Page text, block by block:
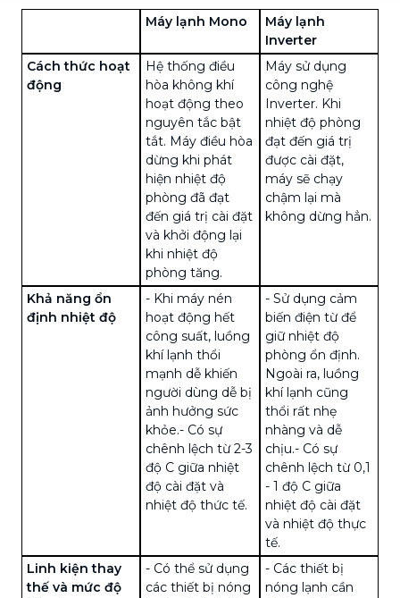
Máy lạnh Mono
Máy lạnh
Inverter
Cách thức hoạt
động
Hệ thống điều
hòa không khí
hoạt động theo
nguyên tắc bật
tắt. Máy điều hòa
dừng khi phát
hiệnnhiệt độ
phòng đã đạt
đến giá trị cài đặt
và khởi động lại
khi nhiệt độ
phòng tăng.
Máy sử dụng
công nghệ
Inverter. Khi
nhiệt độ phòng
đạt đến giá trị
được cài đặt,
máy sẽ chạy
chậm lại mà
không dừng hẳn.
Khả năng ổn
định nhiệt độ
- Khimáy nén
hoạt động hết
công suất, luồng
khí lạnh thổi
mạnh dễ khiến
người dùng dễ bị
ảnh hưởng sức
khỏe.- Có sự
chênh lệch từ 2-3
độ C giữa nhiệt
độ cài đặt và
nhiệt độ thức tế.
- Sử dụng cảm
biến điện từ để
giữ nhiệt độ
phòng ổn định.
Ngoài ra, luồng
khí lạnh cũng
thổi rất nhẹ
nhàng và dễ
chịu.- Có sự
chênh lệch từ 0,1
- 1 độ C giữa
nhiệt độ cài đặt
và nhiệt độthực
tế.
Linh kiện thay
thế và mức độ
- Có thể sử dụng
các thiết bị nóng
- Các thiết bị
nóng lạnh cần